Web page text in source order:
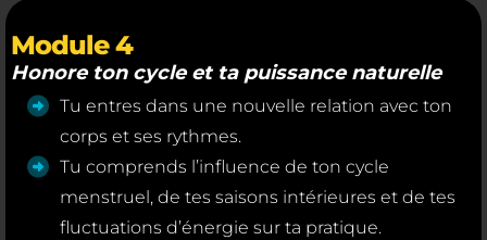
Module 4
Honore ton cycle et ta puissance naturelle
Tu entres dans une nouvelle relation avec ton
corps et ses rythmes.
Tu comprends l’influence de ton cycle
menstruel, de tes saisons intérieures et de tes
fluctuations d’énergie sur ta pratique.